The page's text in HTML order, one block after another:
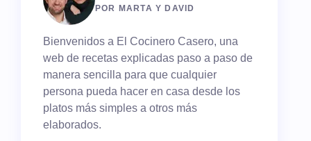
POR MARTA Y DAVID
Bienvenidos a El Cocinero Casero, una
web de recetas explicadas paso a paso de
manera sencilla para que cualquier
persona pueda hacer en casa desde los
platos más simples a otros más
elaborados.